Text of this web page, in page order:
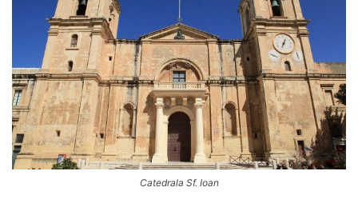
Catedrala Sf. Ioan